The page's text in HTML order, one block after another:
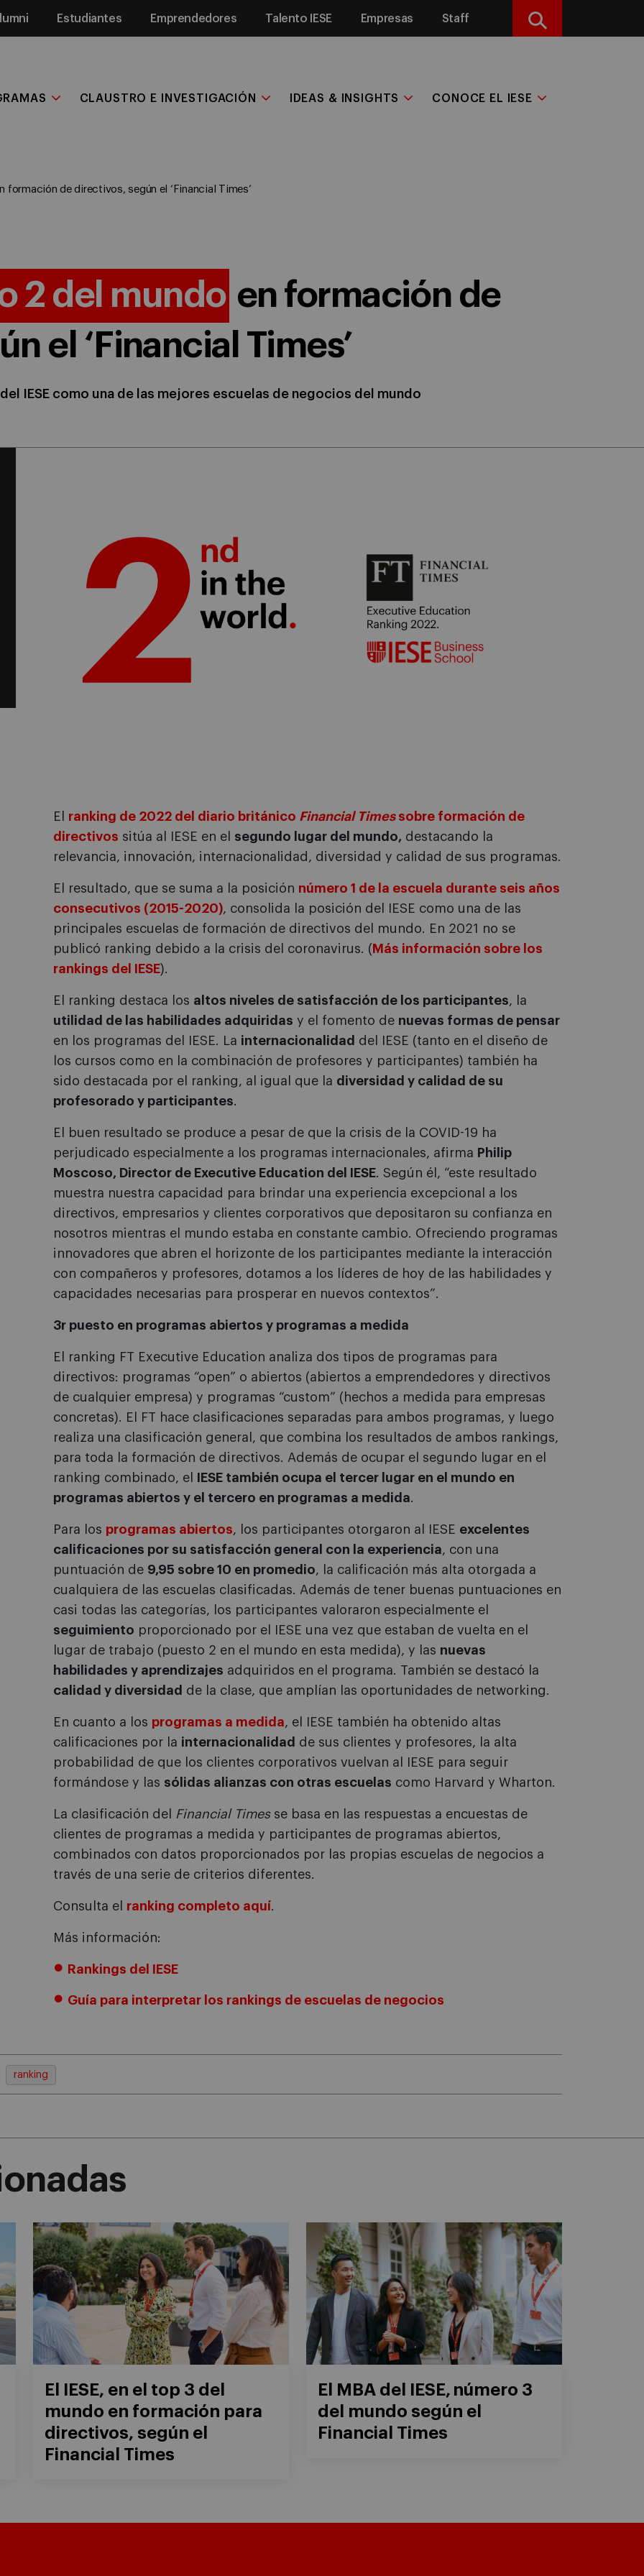
Estudiantes Emprendedores Talento IESE Empresas Staff Buscar
CLAUSTRO E INVESTIGACIÓN IDEAS & INSIGHTS CONOCE EL IESE
formación de directivos, según el ‘Financial Times’
2 del mundo en formación de
el ‘Financial Times’
IESE como una de las mejores escuelas de negocios del mundo
El ranking de 2022 del diario británico Financial Timessobre formación de
directivos sitúa al IESE en el segundo lugar del mundo, destacando la
relevancia, innovación, internacionalidad, diversidad y calidad de sus programas.
El resultado, que se suma a la posición número 1 de la escuela durante seis años
consecutivos (2015-2020), consolida la posición del IESE como una de las
principales escuelas de formación de directivos del mundo. En 2021 no se
publicó ranking debido a la crisis del coronavirus. ( Más información sobre los
rankings del IESE).
El ranking destaca los altos niveles de satisfacción de los participantes, la
utilidad de las habilidades adquiridas y el fomento de nuevas formas de pensar
en los programas del IESE. La internacionalidad del IESE (tanto en el diseño de
los cursos como en la combinación de profesores y participantes) también ha
sido destacada por el ranking, al igual que la diversidad y calidad de su
profesorado y participantes.
El buen resultado se produce a pesar de que la crisis de la COVID-19 ha
perjudicado especialmente a los programas internacionales, afirma Philip
Moscoso, Director de Executive Education del IESE. Según él, “este resultado
muestra nuestra capacidad para brindar una experiencia excepcional a los
directivos, empresarios y clientes corporativos que depositaron su confianza en
nosotros mientras el mundo estaba en constante cambio. Ofreciendo programas
innovadores que abren el horizonte de los participantes mediante la interacción
con compañeros y profesores, dotamos a los líderes de hoy de las habilidades y
capacidades necesarias para prosperar en nuevos contextos”.
3r puesto en programas abiertos y programas a medida
El ranking FT Executive Education analiza dos tipos de programas para
directivos: programas “open” o abiertos (abiertos a emprendedores y directivos
de cualquier empresa) y programas “custom” (hechos a medida para empresas
concretas). El FT hace clasificaciones separadas para ambos programas, y luego
realiza una clasificación general, que combina los resultados de ambos rankings,
para toda la formación de directivos. Además de ocupar el segundo lugar en el
ranking combinado, el
IESE también ocupa el tercer lugar en el mundo en
programas abiertos y el tercero en programas a medida.
Para los programas abiertos, los participantes otorgaron al IESE excelentes
calificaciones por su satisfacción general con la experiencia, con una
puntuación de 9,95 sobre 10 en promedio, la calificación más alta otorgada a
cualquiera de las escuelas clasificadas. Además de tener buenas puntuaciones en
casi todas las categorías, los participantes valoraron especialmente el
seguimiento proporcionado por el IESE una vez que estaban de vuelta en el
lugar de trabajo (puesto 2 en el mundo en esta medida), y las nuevas
habilidades y aprendizajes adquiridos en el programa. También se destacó la
calidad y diversidad de la clase, que amplían las oportunidades de networking.
En cuanto a los programas a medida, el IESE también ha obtenido altas
calificaciones por la internacionalidad de sus clientes y profesores, la alta
probabilidad de que los clientes corporativos vuelvan al IESE para seguir
formándose y las sólidas alianzas con otras escuelas como Harvard y Wharton.
La clasificación del Financial Timesse basa en las respuestas a encuestas de
clientes de programas a medida y participantes de programas abiertos,
combinados con datos proporcionados por las propias escuelas de negocios a
través de una serie de criterios diferentes.
Consulta el ranking completo aquí.
Más información:
Rankings del IESE
Guía para interpretar los rankings de escuelas de negocios
ranking
El IESE, en el top 3 del
mundo en formación para
directivos, según el
Financial Times
El MBA del IESE, número 3
del mundo según el
Financial Times